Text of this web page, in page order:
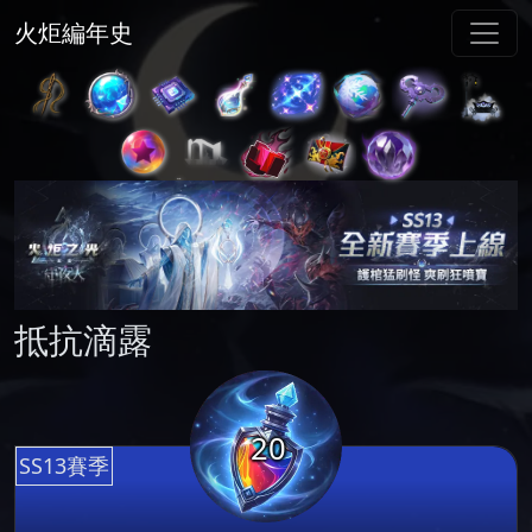
火炬編年史
抵抗滴露
SS13賽季 20